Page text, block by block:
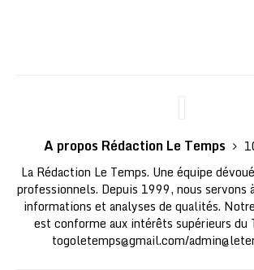
A propos Rédaction Le Temps
La Rédaction Le Temps. Une équipe
professionnels. Depuis 1999, nous servons
informations et analyses de qualités.
est conforme aux intérêts supérieurs du
togoletemps@gmail.com/